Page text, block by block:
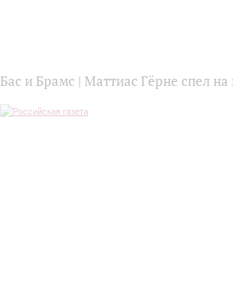
Бас и Брамс | Маттиас Гёрне спел